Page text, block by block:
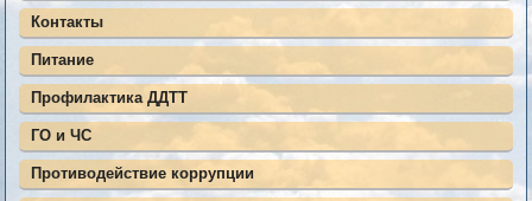
Контакты
Питание
Профилактика ДДТТ
ГО и ЧС
Противодействие коррупции